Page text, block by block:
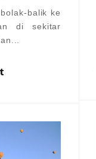
balik ke
di sekitar